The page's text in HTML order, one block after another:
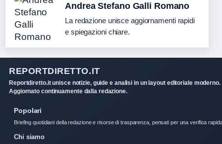
Andrea Stefano Galli Romano
La redazione unisce aggiornamenti rapidi
e spiegazioni chiare.
REPORTDIRETTO.IT
Reportdiretto.it unisce notizie, guide e analisi in un layout editoriale moderno.
Aggiornato continuamente dalla redazione.
Popolari
Briefing quotidiani della redazione e risorse di trasparenza, pensati per una verifica
Chi siamo